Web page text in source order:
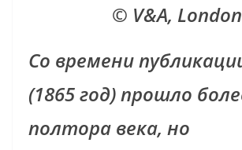
© V&A, London
Со времени
(1865 год) прошло
полтора века, но